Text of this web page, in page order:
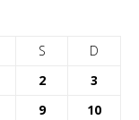
S
D
2
3
9
10